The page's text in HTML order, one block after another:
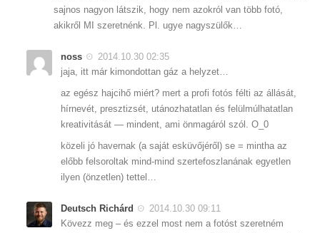
sajnos nagyon látszik, hogy nem azokról van több fotó,
akikről MI szeretnénk. Pl. ugye nagyszülők…
noss
2014.10.30 02:35
jaja, itt már kimondottan gáz a helyzet…
az egész hajcihő miért? mert a profi fotós félti az állását,
hírnevét, presztizsét, utánozhatatlan és felülmúlhatatlan
kreativitását — mindent, ami önmagáról szól. O_0
közeli jó havernak (a saját esküvőjéről) se = mintha az
előbb felsoroltak mind-mind szertefoszlanának egyetlen
ilyen (önzetlen) tettel…
Deutsch Richárd
2014.10.30 09:11
Kövezz meg – és ezzel most nem a fotóst szeretném